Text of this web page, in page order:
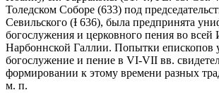
Толедском Соборе (633) под
Севильского (Ɨ 636), была предпринята
богослужения и церковного пения во всей
Нарбоннской Галлии. Попытки епископов
богослужение и пение в VI-VII вв.
формировании к этому времени разных
м. п.